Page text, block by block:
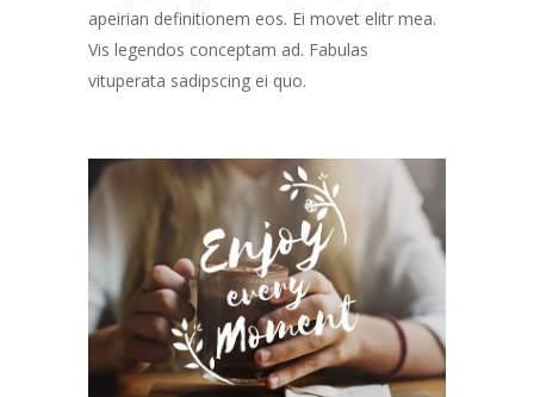
apeirian definitionem eos. Ei movet elitr mea.
Vis legendos conceptam ad. Fabulas
vituperata sadipscing ei quo.